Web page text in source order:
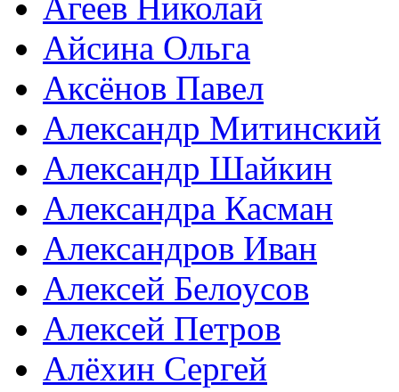
Агеев Николай
Айсина Ольга
Аксёнов Павел
Александр Митинский
Александр Шайкин
Александра Касман
Александров Иван
Алексей Белоусов
Алексей Петров
Алёхин Сергей